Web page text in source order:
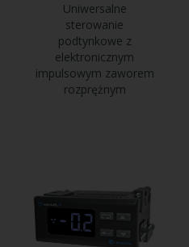
Uniwersalne
sterowanie
podtynkowe z
elektronicznym
impulsowym zaworem
rozprężnym